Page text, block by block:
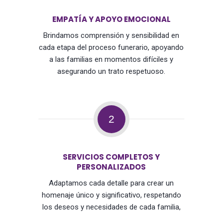
EMPATÍA Y APOYO EMOCIONAL
Brindamos comprensión y sensibilidad en
cada etapa del proceso funerario, apoyando
a las familias en momentos difíciles y
asegurando un trato respetuoso.
2
SERVICIOS COMPLETOS Y
PERSONALIZADOS
Adaptamos cada detalle para crear un
homenaje único y significativo, respetando
los deseos y necesidades de cada familia,